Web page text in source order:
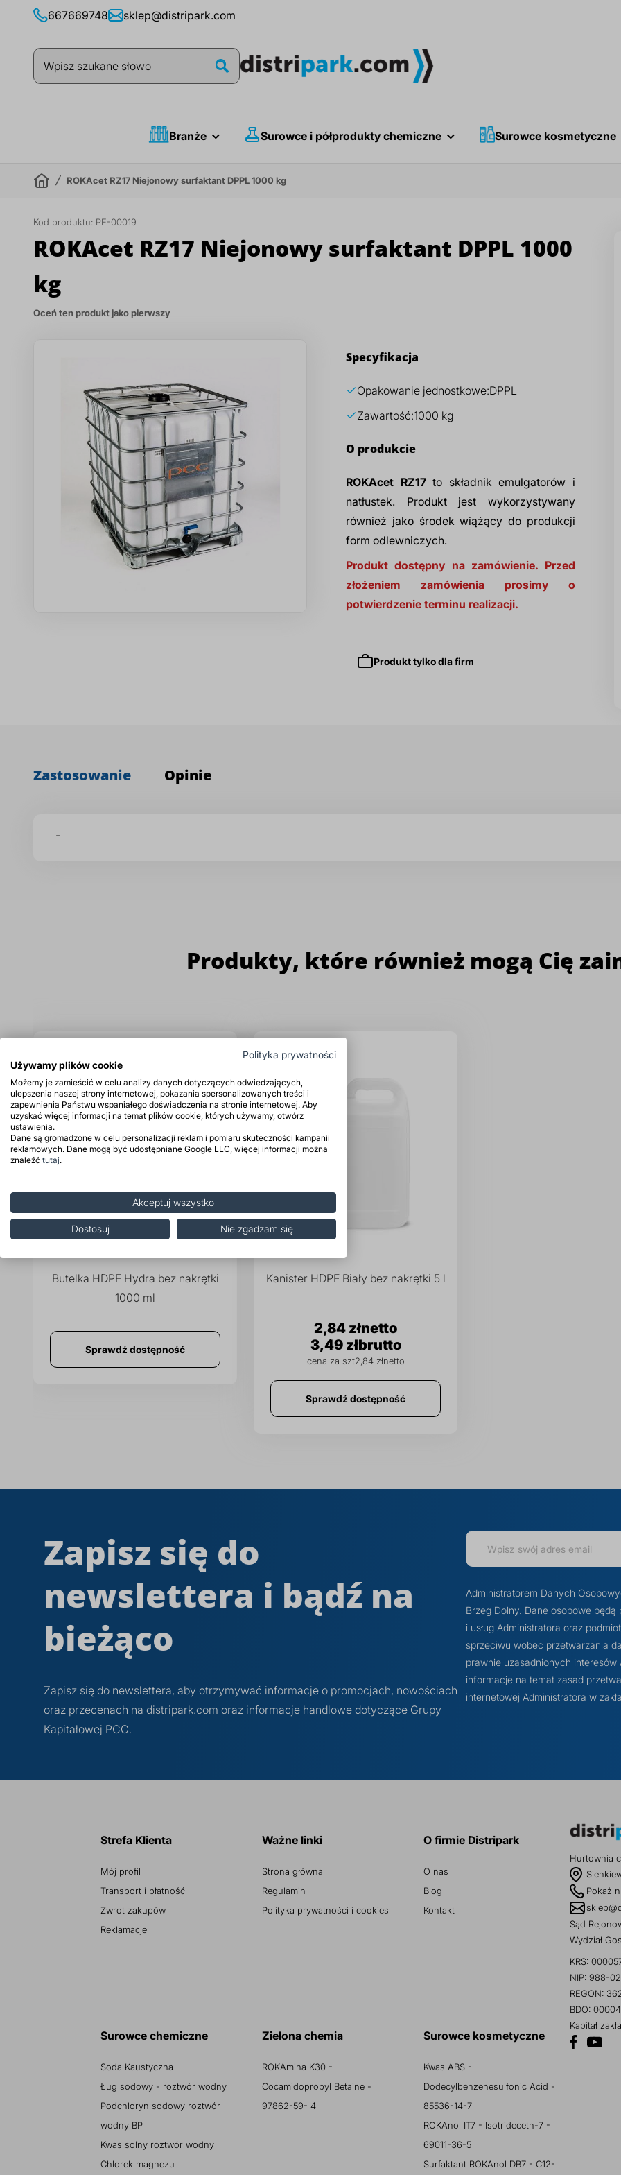
Przejdź
treści
667669748 sklep@distripark.com
Szukaj
Szukaj
Branże Surowce i półprodukty chemiczne Surowce kosmetyczne
ROKAcet RZ17 Niejonowy surfaktant DPPL 1000 kg
ROKAcet RZ17 Niejonowy surfaktant DPPL 1000
kg
Kod produktu: PE-00019
Oceń ten produkt jako pierwszy
Specyfikacja
Opakowanie jednostkowe:DPPL
Zawartość:1000 kg
O produkcie
ROKAcet RZ17to składnik emulgatorów i
natłustek. Produkt jest wykorzystywany
również jako środek wiążący do produkcji
form odlewniczych.
Produkt dostępny na zamówienie. Przed
złożeniem zamówienia prosimy o
potwierdzenie terminu realizacji.
Produkt tylko dla firm
Zastosowanie
-
Opinie
Produkty, które również mogą Cię
Butelka HDPE Hydra bez nakrętki
1000 ml
Sprawdź dostępność
Kanister HDPE Biały bez nakrętki 5 l
3,49 zł
2,84 zł
2,84 zł
Sprawdź dostępność
Zapisz się do
newslettera i bądź na
bieżąco
Zapisz się do newslettera, aby otrzymywać informacje o promocjach, nowościach
oraz przecenach na distripark.com oraz informacje handlowe dotyczące Grupy
Kapitałowej PCC.
Administratorem Danych
Brzeg Dolny. Dane osobowe
i usług Administratora oraz
sprzeciwu wobec przetwarzania
prawnie uzasadnionych interesów
informacje na temat zasad
internetowej Administratora w
Hurtownia
Pokaż
Sąd
Wydział
KRS:
NIP: 988-
REGON:
BDO:
Kapitał
Strefa Klienta
Mój profil
Transport i płatność
Zwrot zakupów
Reklamacje
Ważne linki
Strona główna
Regulamin
Polityka prywatności i cookies
O firmie Distripark
O nas
Blog
Kontakt
Surowce chemiczne
Soda Kaustyczna
Ług sodowy - roztwór wodny
Podchloryn sodowy roztwór
wodny BP
Kwas solny roztwór wodny
Chlorek magnezu
Zielona chemia
ROKAmina K30 -
Cocamidopropyl Betaine -
97862-59- 4
Surowce kosmetyczne
Kwas ABS -
Dodecylbenzenesulfonic Acid -
85536-14-7
ROKAnol IT7 - Isotrideceth-7 -
69011-36-5
Surfaktant ROKAnol DB7 - C12-
Polityka prywatności
Używamy plików cookie
Możemy je zamieścić w celu analizy danych dotyczących odwiedzających,
ulepszenia naszej strony internetowej, pokazania spersonalizowanych treści i
zapewnienia Państwu wspaniałego doświadczenia na stronie internetowej. Aby
uzyskać więcej informacji na temat plików cookie, których używamy, otwórz
ustawienia.
Dane są gromadzone w celu personalizacji reklam i pomiaru skuteczności kampanii
reklamowych. Dane mogą być udostępniane Google LLC, więcej informacji można
znaleźć tutaj.
Akceptuj wszystko
Dostosuj Nie zgadzam się